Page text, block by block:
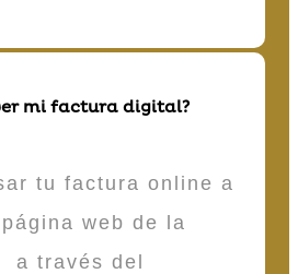
mi factura digital?
tu factura online a
web de la
a través del